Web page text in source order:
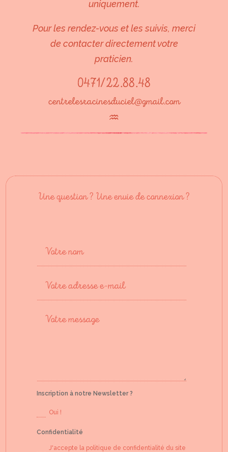
uniquement.
Pour les rendez-vous et les suivis, merci
de contacter directement votre
praticien.
0471/22.88.48
centrelesracinesduciel@gmail.com
♒︎
Une question ? Une envie de connexion ?
Inscription à notre Newsletter ?
Oui !
Confidentialité
J'accepte la politique de confidentialité du site